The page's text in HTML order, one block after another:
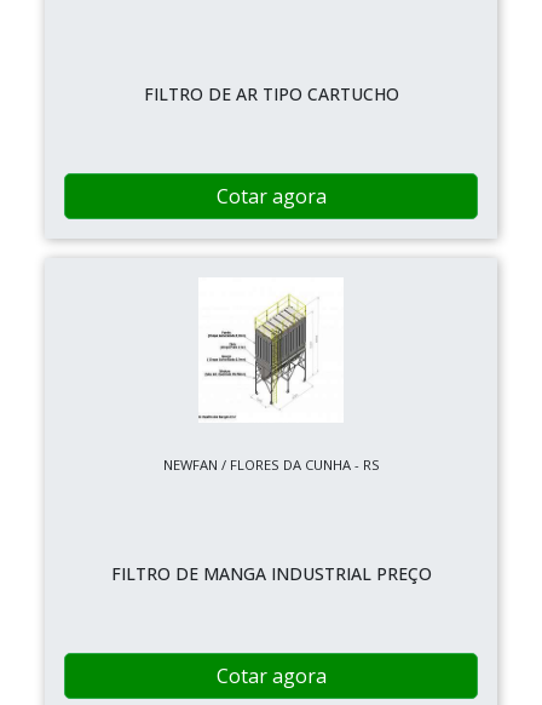
FILTRO DE AR TIPO CARTUCHO
Cotar agora
NEWFAN / FLORES DA CUNHA - RS
FILTRO DE MANGA INDUSTRIAL PREÇO
Cotar agora